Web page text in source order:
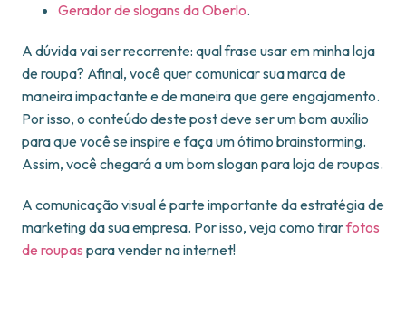
Gerador de slogans da Oberlo.
A dúvida vai ser recorrente: qual frase usar em minha loja
de roupa? Afinal, você quer comunicar sua marca de
maneira impactante e de maneira que gere engajamento.
Por isso, o conteúdo deste post deve ser um bom auxílio
para que você se inspire e faça um ótimo brainstorming.
Assim, você chegará a um bom slogan para loja de roupas.
A comunicação visual é parte importante da estratégia de
marketing da sua empresa. Por isso, veja como tirarfotos
de roupas para vender na internet!